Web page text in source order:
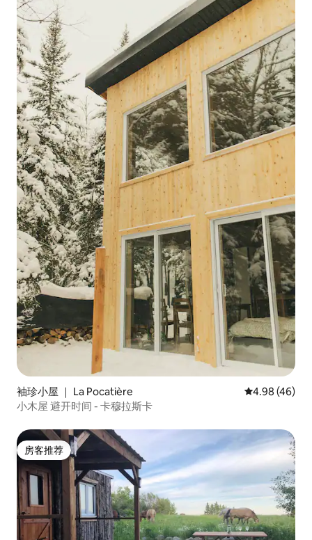
袖珍小屋 ｜ La Pocatière 平均评分
4.98 (46)
小木屋 避开时间 - 卡穆拉斯卡
房客推荐
房客推荐